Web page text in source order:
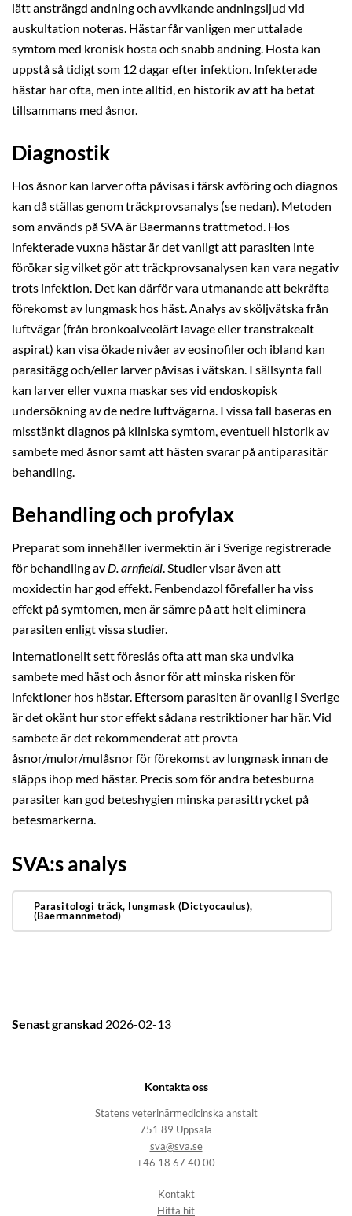
lätt ansträngd andning och avvikande andningsljud vid
auskultation noteras. Hästar får vanligen mer uttalade
symtom med kronisk hosta och snabb andning. Hosta kan
uppstå så tidigt som 12 dagar efter infektion. Infekterade
hästar har ofta, men inte alltid, en historik av att ha betat
tillsammans med åsnor.
Diagnostik
Hos åsnor kan larver ofta påvisas i färsk avföring och diagnos
kan då ställas genom träckprovsanalys (se nedan). Metoden
som används på SVA är Baermanns trattmetod. Hos
infekterade vuxna hästar är det vanligt att parasiten inte
förökar sig vilket gör att träckprovsanalysen kan vara negativ
trots infektion. Det kan därför vara utmanande att bekräfta
förekomst av lungmask hos häst. Analys av sköljvätska från
luftvägar (från bronkoalveolärt lavage eller transtrakealt
aspirat) kan visa ökade nivåer av eosinofiler och ibland kan
parasitägg och/eller larver påvisas i vätskan. I sällsynta fall
kan larver eller vuxna maskar ses vid endoskopisk
undersökning av de nedre luftvägarna. I vissa fall baseras en
misstänkt diagnos på kliniska symtom, eventuell historik av
sambete med åsnor samt att hästen svarar på antiparasitär
behandling.
Behandling och profylax
Preparat som innehåller ivermektin är i Sverige registrerade
för behandling av D. arnfieldi. Studier visar även att
moxidectin har god effekt. Fenbendazol förefaller ha viss
effekt på symtomen, men är sämre på att helt eliminera
parasiten enligt vissa studier.
Internationellt sett föreslås ofta att man ska undvika
sambete med häst och åsnor för att minska risken för
infektioner hos hästar. Eftersom parasiten är ovanlig i Sverige
är det okänt hur stor effekt sådana restriktioner har här. Vid
sambete är det rekommenderat att provta
åsnor/mulor/mulåsnor för förekomst av lungmask innan de
släpps ihop med hästar. Precis som för andra betesburna
parasiter kan god beteshygien minska parasittrycket på
betesmarkerna.
SVA:s analys
Parasitologi träck, lungmask (Dictyocaulus),
(Baermannmetod)
Senast granskad 2026-02-13
Kontakta oss
Statens veterinärmedicinska anstalt
751 89 Uppsala
sva@sva.se
+46 18 67 40 00
Kontakt
Hitta hit